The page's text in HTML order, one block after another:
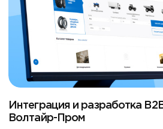
Интеграция и разработка
Волтайр-Пром